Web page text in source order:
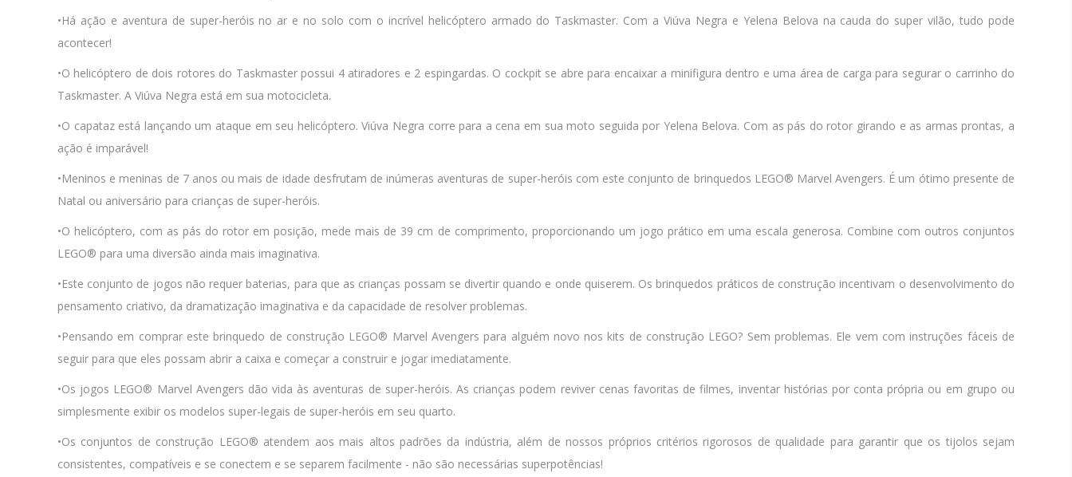
•Há ação e aventura de super-heróis no ar e no solo com o incrível helicóptero armado do Taskmaster. Com a Viúva Negra e Yelena Belova na cauda do super vilão, tudo pode
acontecer!
•O helicóptero de dois rotores do Taskmaster possui 4 atiradores e 2 espingardas. O cockpit se abre para encaixar a minifigura dentro e uma área de carga para segurar o carrinho do
Taskmaster. A Viúva Negra está em sua motocicleta.
•O capataz está lançando um ataque em seu helicóptero. Viúva Negra corre para a cena em sua moto seguida por Yelena Belova. Com as pás do rotor girando e as armas prontas, a
ação é imparável!
•Meninos e meninas de 7 anos ou mais de idade desfrutam de inúmeras aventuras de super-heróis com este conjunto de brinquedos LEGO® Marvel Avengers. É um ótimo presente de
Natal ou aniversário para crianças de super-heróis.
•O helicóptero, com as pás do rotor em posição, mede mais de 39 cm de comprimento, proporcionando um jogo prático em uma escala generosa. Combine com outros conjuntos
LEGO® para uma diversão ainda mais imaginativa.
•Este conjunto de jogos não requer baterias, para que as crianças possam se divertir quando e onde quiserem. Os brinquedos práticos de construção incentivam o desenvolvimento do
pensamento criativo, da dramatização imaginativa e da capacidade de resolver problemas.
•Pensando em comprar este brinquedo de construção LEGO® Marvel Avengers para alguém novo nos kits de construção LEGO? Sem problemas. Ele vem com instruções fáceis de
seguir para que eles possam abrir a caixa e começar a construir e jogar imediatamente.
•Os jogos LEGO® Marvel Avengers dão vida às aventuras de super-heróis. As crianças podem reviver cenas favoritas de filmes, inventar histórias por conta própria ou em grupo ou
simplesmente exibir os modelos super-legais de super-heróis em seu quarto.
•Os conjuntos de construção LEGO® atendem aos mais altos padrões da indústria, além de nossos próprios critérios rigorosos de qualidade para garantir que os tijolos sejam
consistentes, compatíveis e se conectem e se separem facilmente - não são necessárias superpotências!